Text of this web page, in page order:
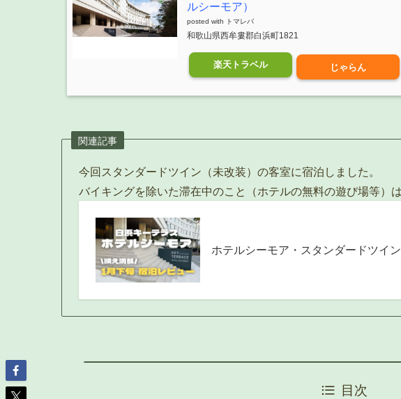
ルシーモア）
posted with トマレバ
和歌山県西牟婁郡白浜町1821
楽天トラベル じゃらん
関連記事
今回スタンダードツイン（未改装）の客室に宿泊しました。
バイキングを除いた滞在中のこと（ホテルの無料の遊び場等）
ホテルシーモア・スタンダードツイ
目次